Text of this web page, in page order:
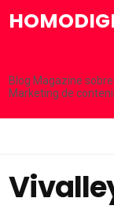
Blog Magazine
Marketing de